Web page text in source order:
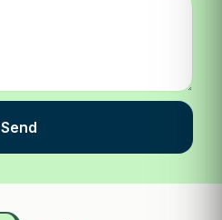
Send